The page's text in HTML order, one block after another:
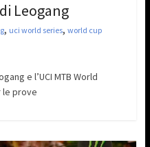
Leogang
, uci world series, world cup
e l’UCI MTB World
le prove